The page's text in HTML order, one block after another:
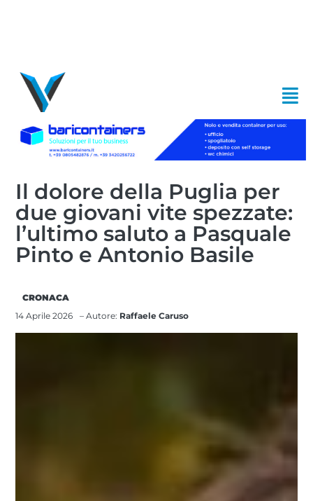
Il dolore della Puglia per
due giovani vite spezzate:
l’ultimo saluto a Pasquale
Pinto e Antonio Basile
CRONACA
14 Aprile 2026
– Autore: Raffaele Caruso